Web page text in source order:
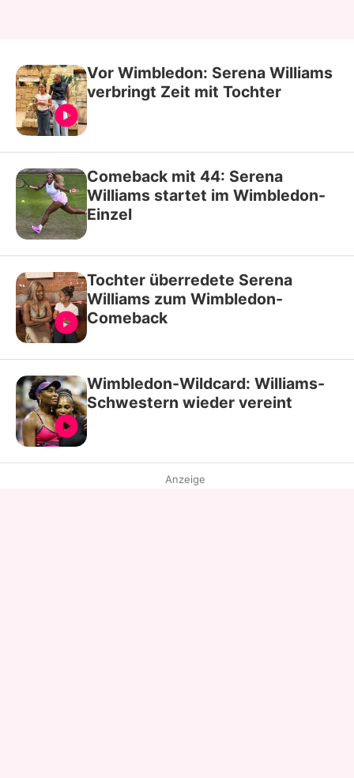
Vor Wimbledon: Serena Williams
verbringt Zeit mit Tochter
Comeback mit 44: Serena
Williams startet im Wimbledon-
Einzel
Tochter überredete Serena
Williams zum Wimbledon-
Comeback
Wimbledon-Wildcard: Williams-
Schwestern wieder vereint
Anzeige